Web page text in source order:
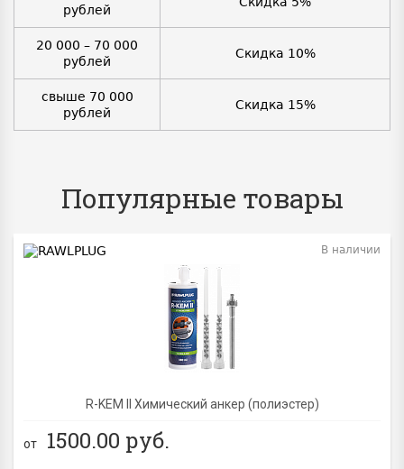
рублей
20 000 – 70 000
рублей
Скидка 10%
свыше 70 000
рублей
Скидка 15%
Популярные товары
R-KEM II Химический анкер (полиэстер)
В наличии
от 1500.00 руб.